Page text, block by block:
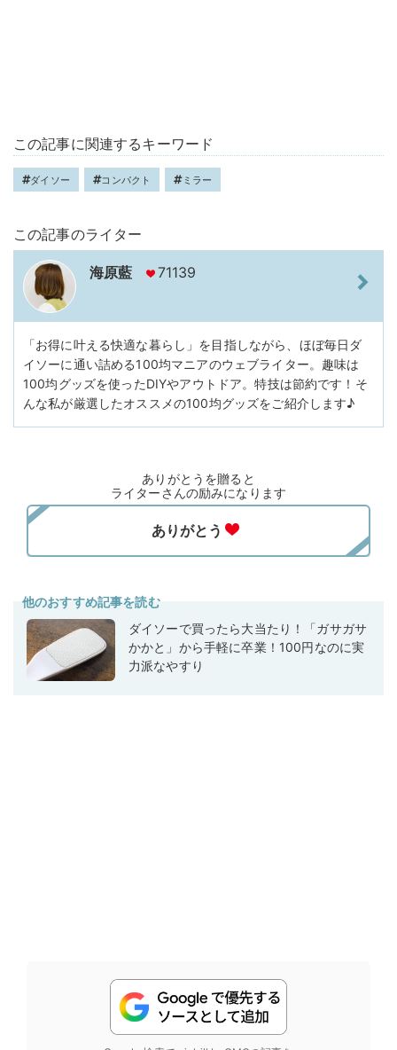
この記事に関連するキーワード
ダイソー コンパクト ミラー
この記事のライター
海原藍 71139
「お得に叶える快適な暮らし」を目指しながら、ほぼ毎日ダ
イソーに通い詰める100均マニアのウェブライター。趣味は
100均グッズを使ったDIYやアウトドア。特技は節約です！そ
んな私が厳選したオススメの100均グッズをご紹介します♪
ありがとうを贈ると
ライターさんの励みになります
他のおすすめ記事を読む
ダイソーで買ったら大当たり！「ガサガサ
かかと」から手軽に卒業！100円なのに実
力派なやすり